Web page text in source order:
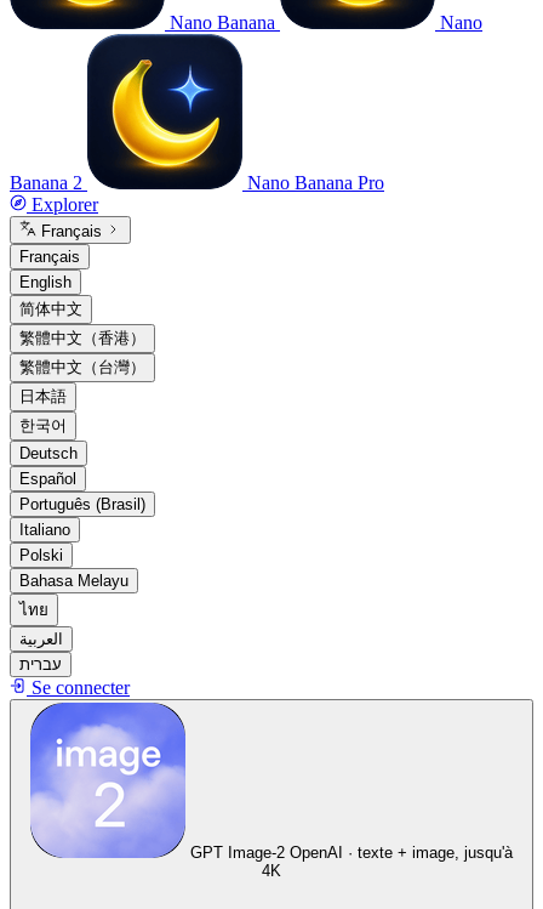
Nano Banana Nano
Banana 2
Nano Banana Pro
Explorer
Français
Français
English
简体中文
繁體中文（香港）
繁體中文（台灣）
日本語
한국어
Deutsch
Español
Português (Brasil)
Italiano
Polski
Bahasa Melayu
ไทย
العربية
עברית
Se connecter
GPT Image-2 OpenAI · texte + image, jusqu'à
4K